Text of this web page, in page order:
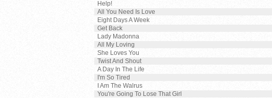
Help!
All You Need Is Love
Eight Days A Week
Get Back
Lady Madonna
All My Loving
She Loves You
Twist And Shout
A Day In The Life
I'm So Tired
I Am The Walrus
You're Going To Lose That Girl